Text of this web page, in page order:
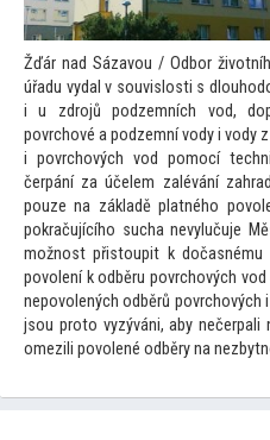
Žďár nad Sázavou / Odbor
úřadu vydal v souvislosti s
i u zdrojů podzemních vod,
povrchové a podzemní vody i vody
i povrchových vod pomocí
čerpání za účelem zalévání
pouze na základě platného
pokračujícího sucha nevylučuje
možnost přistoupit k dočasnému
povolení k odběru povrchových
nepovolených odběrů
jsou proto vyzýváni, aby nečerpali
omezili povolené odběry na